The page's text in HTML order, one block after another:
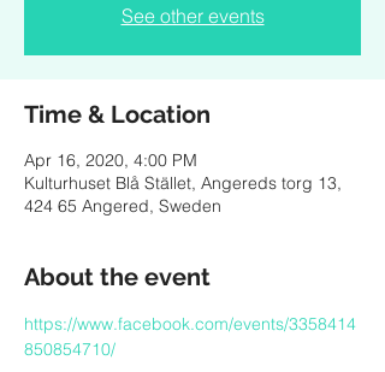
See other events
Time & Location
Apr 16, 2020, 4:00 PM
Kulturhuset Blå Stället, Angereds torg 13,
424 65 Angered, Sweden
About the event
https://www.facebook.com/events/3358414
850854710/